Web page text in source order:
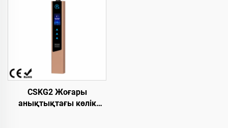
L2800*W220*H1000 мм,
ыстықтай
домалақталған болат,
метрополитен/станция
кіруіне арналған
CSKG2 Жоғары
анықтықтағы көлік